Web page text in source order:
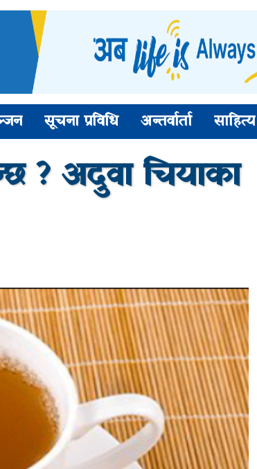
सूचना प्रविधि अन्तर्वार्ता साहित्य
? अदुवा चियाका